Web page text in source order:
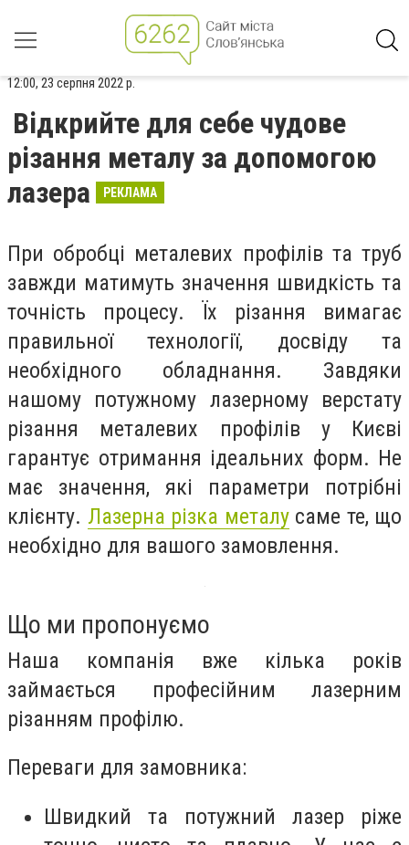
12:00, 23 серпня 2022 р.
Відкрийте для себе чудове
різання металу за допомогою
лазера
РЕКЛАМА
При обробці металевих профілів та труб
завжди матимуть значення швидкість та
точність процесу. Їх різання вимагає
правильної технології, досвіду та
необхідного обладнання. Завдяки
нашому потужному лазерному верстату
різання металевих профілів у Києві
гарантує отримання ідеальних форм. Не
має значення, які параметри потрібні
клієнту. Лазерна різка металусаме те, що
необхідно для вашого замовлення.
Що ми пропонуємо
Наша компанія вже кілька років
займається професійним лазерним
різанням профілю.
Переваги для замовника:
Швидкий та потужний лазер ріже